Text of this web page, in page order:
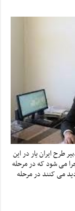
طرح ایران یار در این
می شود که در مرحله
می کنند در مرحله